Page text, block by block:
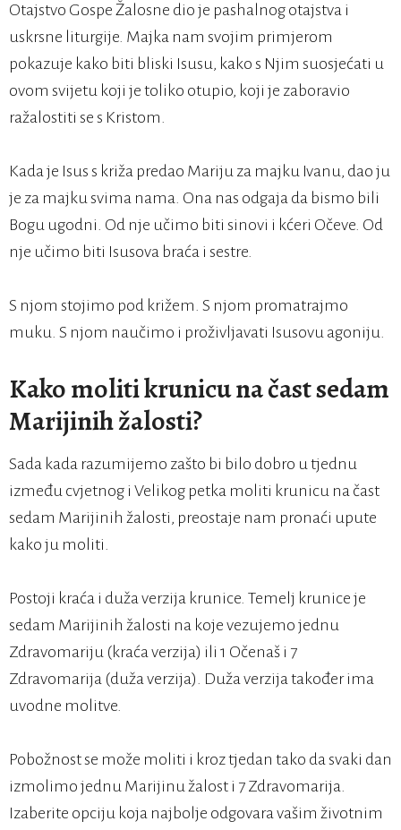
Otajstvo Gospe Žalosne dio je pashalnog otajstva i
uskrsne liturgije. Majka nam svojim primjerom
pokazuje kako biti bliski Isusu, kako s Njim suosjećati u
ovom svijetu koji je toliko otupio, koji je zaboravio
ražalostiti se s Kristom.
Kada je Isus s križa predao Mariju za majku Ivanu, dao ju
je za majku svima nama. Ona nas odgaja da bismo bili
Bogu ugodni. Od nje učimo biti sinovi i kćeri Očeve. Od
nje učimo biti Isusova braća i sestre.
S njom stojimo pod križem. S njom promatrajmo
muku. S njom naučimo i proživljavati Isusovu agoniju.
Kako moliti krunicu na čast sedam
Marijinih žalosti?
Sada kada razumijemo zašto bi bilo dobro u tjednu
između cvjetnog i Velikog petka moliti krunicu na čast
sedam Marijinih žalosti, preostaje nam pronaći upute
kako ju moliti.
Postoji kraća i duža verzija krunice. Temelj krunice je
sedam Marijinih žalosti na koje vezujemo jednu
Zdravomariju (kraća verzija) ili 1 Očenaš i 7
Zdravomarija (duža verzija). Duža verzija također ima
uvodne molitve.
Pobožnost se može moliti i kroz tjedan tako da svaki dan
izmolimo jednu Marijinu žalost i 7 Zdravomarija.
Izaberite opciju koja najbolje odgovara vašim životnim